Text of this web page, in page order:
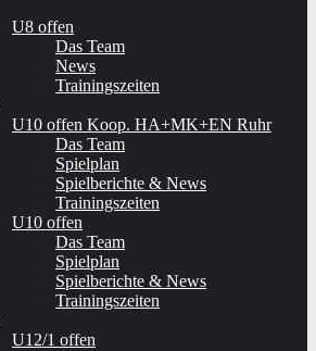
U8 offen
Das Team
News
Trainingszeiten
U10 offen Koop. HA+MK+EN Ruhr
Das Team
Spielplan
Spielberichte & News
Trainingszeiten
U10 offen
Das Team
Spielplan
Spielberichte & News
Trainingszeiten
U12/1 offen